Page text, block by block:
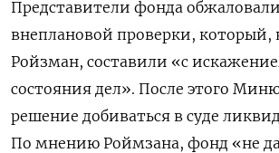
Представители фонда
внеплановой проверки, который,
Ройзман, составили «с
состояния дел». После этого
решение добиваться в суде
По мнению Роймзана, фонд «не